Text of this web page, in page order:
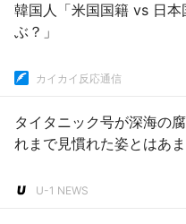
韓国人「米国国籍 vs 日本
ぶ？」
カイカイ反応通信
タイタニック号が深海の
れまで見慣れた姿とはあ
U-1 NEWS